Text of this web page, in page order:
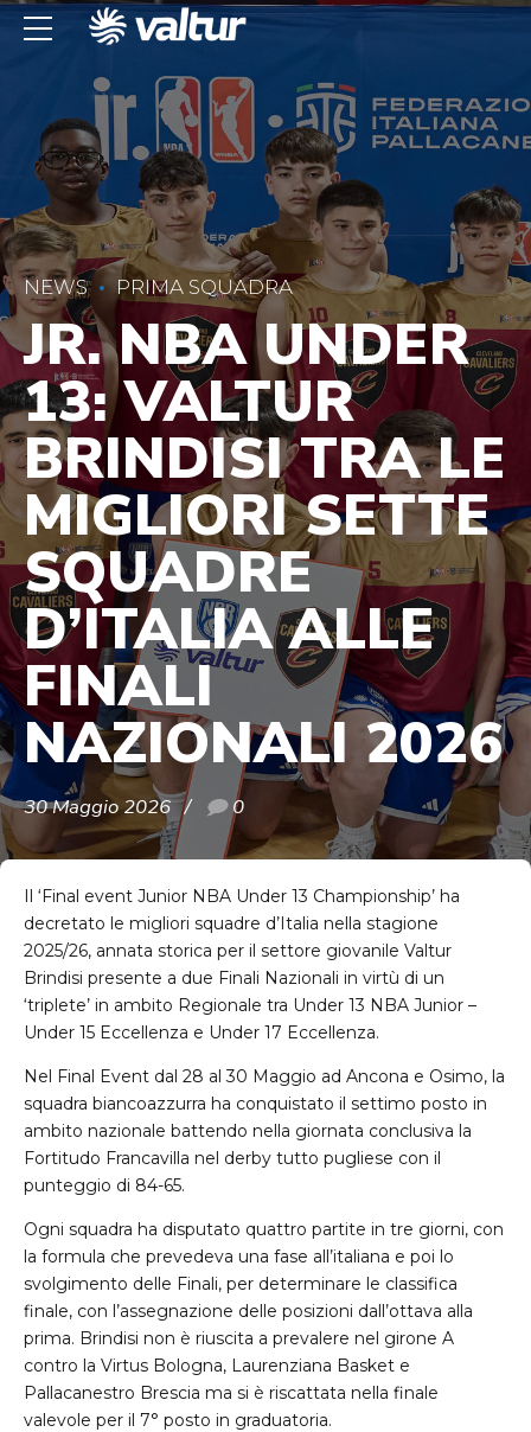
NEWS PRIMA SQUADRA
JR. NBA UNDER
13: VALTUR
BRINDISI TRA LE
MIGLIORI SETTE
SQUADRE
D’ITALIA ALLE
FINALI
NAZIONALI 2026
30 Maggio 2026 0
Il ‘Final event Junior NBA Under 13 Championship’ ha
decretato le migliori squadre d’Italia nella stagione
2025/26, annata storica per il settore giovanile Valtur
Brindisi presente a due Finali Nazionali in virtù di un
‘triplete’ in ambito Regionale tra Under 13 NBA Junior –
Under 15 Eccellenza e Under 17 Eccellenza.
Nel Final Event dal 28 al 30 Maggio ad Ancona e Osimo, la
squadra biancoazzurra ha conquistato il settimo posto in
ambito nazionale battendo nella giornata conclusiva la
Fortitudo Francavilla nel derby tutto pugliese con il
punteggio di 84-65.
Ogni squadra ha disputato quattro partite in tre giorni, con
la formula che prevedeva una fase all’italiana e poi lo
svolgimento delle Finali, per determinare le classifica
finale, con l’assegnazione delle posizioni dall’ottava alla
prima. Brindisi non è riuscita a prevalere nel girone A
contro la Virtus Bologna, Laurenziana Basket e
Pallacanestro Brescia ma si è riscattata nella finale
valevole per il 7° posto in graduatoria.